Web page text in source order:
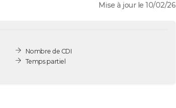
Mise à jour le 10/02/26
Nombre de CDI
Temps partiel